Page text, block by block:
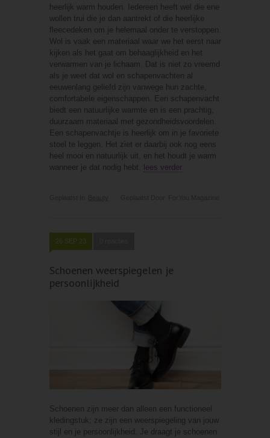
heerlijk warm houden. Iedereen heeft wel die ene
wollen trui die je dan aantrekt of die heerlijke
fleecedeken om je helemaal onder te verstoppen.
Wol is vaak een materiaal waar we het eerst naar
kijken als het gaat om behaaglijkheid en het
verwarmen van je lichaam. Dat is niet zo vreemd
als je weet dat wol en schapenvachten al
eeuwenlang geliefd zijn vanwege hun zachte,
comfortabele eigenschappen. Een schapenvacht
biedt een natuurlijke warmte en is een prachtig,
duurzaam materiaal met gezondheidsvoordelen.
Een schapenvachtje is heerlijk om in je favoriete
stoel te leggen. Het ziet er daarbij ook nog eens
heel mooi en natuurlijk uit, en het houdt je warm
wanneer je dat nodig hebt. lees verder
26 SEP 23
Schoenen weerspiegelen je
persoonlijkheid
Schoenen zijn meer dan alleen een functioneel
kledingstuk; ze zijn een weerspiegeling van jouw
stijl en je persoonlijkheid. Je draagt je schoenen